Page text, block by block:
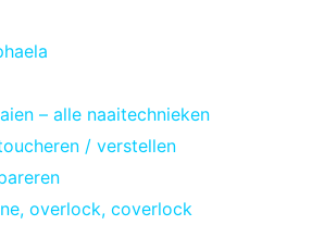
– alle naaitechnieken
/ verstellen
overlock, coverlock